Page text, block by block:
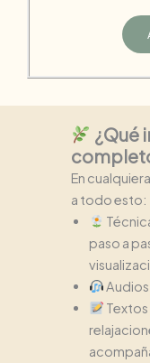
¿Qué
En
a todo esto:
paso a